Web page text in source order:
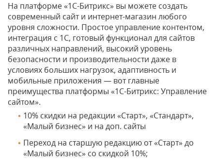
На платформе «1С-Битрикс» вы можете создать
современный сайт и интернет-магазин любого
уровня сложности. Простое управление контентом,
интеграция с 1С, готовый функционал для сайтов
различных направлений, высокий уровень
безопасности и производительности даже в
условиях больших нагрузок, адаптивность и
мобильные приложения — вот главные
преимущества платформы «1С-Битрикс: Управление
сайтом».
10% скидки на редакции «Старт», «Стандарт»,
«Малый бизнес» и на доп. сайты
Переход на старшую редакцию от «Старт» до
«Малый бизнес» со скидкой 10%;